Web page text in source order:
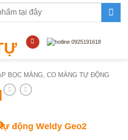
BỌC MÀNG, CO MÀNG TỰ ĐỘNG
động Weldy Geo2